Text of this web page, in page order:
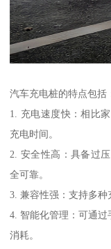
汽车充电桩的特点包括
1. 充电速度快：相比
充电时间。
2. 安全性高：具备过
全可靠。
3. 兼容性强：支持多种
4. 智能化管理：可通
消耗。